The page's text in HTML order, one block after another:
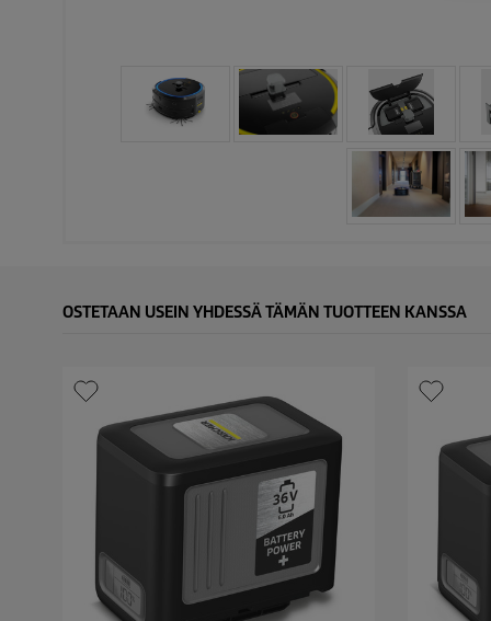
OSTETAAN USEIN YHDESSÄ TÄMÄN TUOTTEEN KANSSA